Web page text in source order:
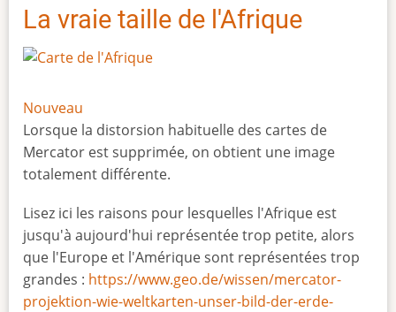
La vraie taille de l'Afrique
Nouveau
Lorsque la distorsion habituelle des cartes de
Mercator est supprimée, on obtient une image
totalement différente.
Lisez ici les raisons pour lesquelles l'Afrique est
jusqu'à aujourd'hui représentée trop petite, alors
que l'Europe et l'Amérique sont représentées trop
grandes : https://www.geo.de/wissen/mercator-
projektion-wie-weltkarten-unser-bild-der-erde-